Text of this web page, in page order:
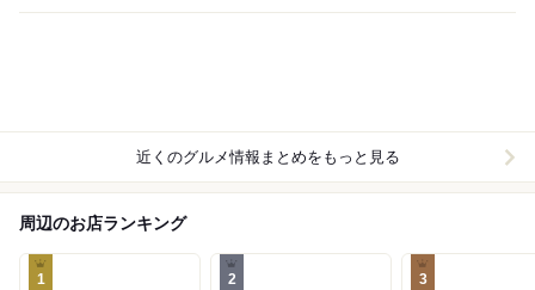
近くのグルメ情報まとめをもっと見る
周辺のお店ランキング
1 2 3